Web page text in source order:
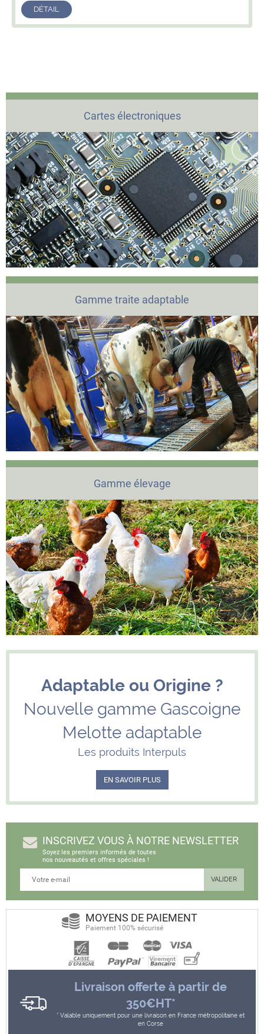
DÉTAIL
Cartes électroniques
Gamme traite adaptable
Gamme élevage
Adaptable ou Origine ?
Nouvelle gamme Gascoigne
Melotte adaptable
Les produits Interpuls
EN SAVOIR PLUS
INSCRIVEZ VOUS À NOTRE NEWSLETTER
Soyez les premiers informés de toutes
nos nouveautés et offres spéciales !
MOYENS DE PAIEMENT
Paiement 100% sécurisé
Livraison offerte à partir de
350€HT*
Valable uniquement pour une livraison en France métropolitaine et
en Corse